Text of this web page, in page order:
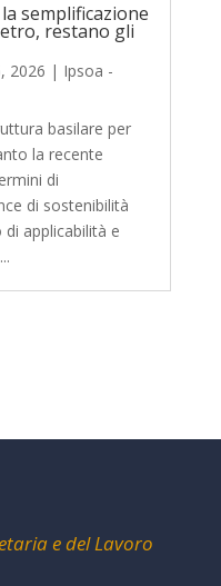
semplificazione
restano gli
2026 | Ipsoa -
basilare per
la recente
di
di sostenibilità
applicabilità e
e del Lavoro